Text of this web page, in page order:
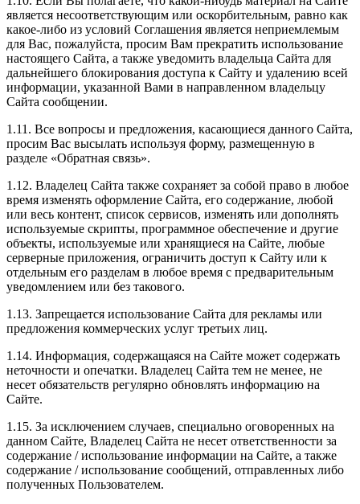
является несоответствующим или оскорбительным, равно как
какое-либо из условий Соглашения является неприемлемым
для Вас, пожалуйста, просим Вам прекратить использование
настоящего Сайта, а также уведомить владельца Сайта для
дальнейшего блокирования доступа к Сайту и удалению всей
информации, указанной Вами в направленном владельцу
Сайта сообщении.
1.11. Все вопросы и предложения, касающиеся данного Сайта,
просим Вас высылать используя форму, размещенную в
разделе «Обратная связь».
1.12. Владелец Сайта также сохраняет за собой право в любое
время изменять оформление Сайта, его содержание, любой
или весь контент, список сервисов, изменять или дополнять
используемые скрипты, программное обеспечение и другие
объекты, используемые или хранящиеся на Сайте, любые
серверные приложения, ограничить доступ к Сайту или к
отдельным его разделам в любое время с предварительным
уведомлением или без такового.
1.13. Запрещается использование Сайта для рекламы или
предложения коммерческих услуг третьих лиц.
1.14. Информация, содержащаяся на Сайте может содержать
неточности и опечатки. Владелец Сайта тем не менее, не
несет обязательств регулярно обновлять информацию на
Сайте.
1.15. За исключением случаев, специально оговоренных на
данном Сайте, Владелец Сайта не несет ответственности за
содержание / использование информации на Сайте, а также
содержание / использование сообщений, отправленных либо
полученных Пользователем.